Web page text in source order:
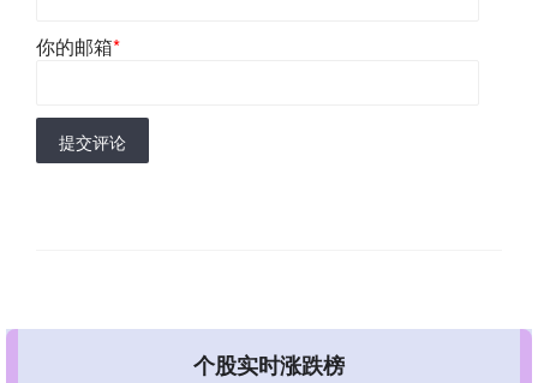
你的邮箱*
提交评论
个股实时涨跌榜